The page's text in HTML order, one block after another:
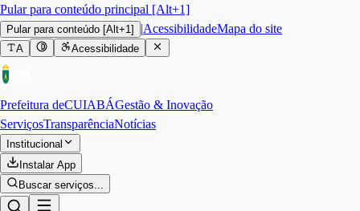
Pular para conteúdo principal [Alt+1]
Pular para conteúdo [Alt+1] |AcessibilidadeMapa do site
A Acessibilidade
Prefeitura deCUIABÁGestão & Inovação
ServiçosTransparênciaNotícias
Institucional
Instalar App
Buscar serviços...